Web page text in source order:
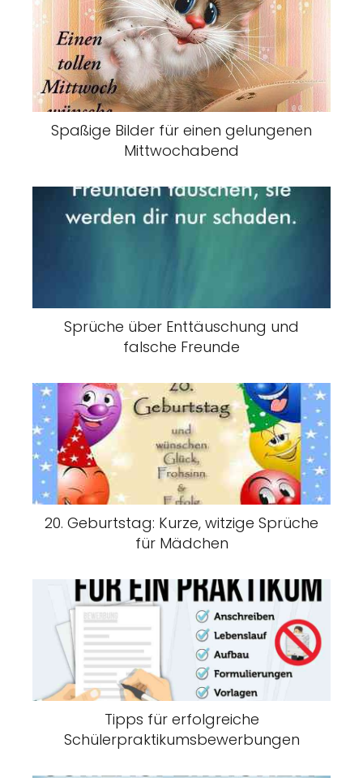
Spaßige Bilder für einen gelungenen
Mittwochabend
Sprüche über Enttäuschung und
falsche Freunde
20. Geburtstag: Kurze, witzige Sprüche
für Mädchen
Tipps für erfolgreiche
Schülerpraktikumsbewerbungen